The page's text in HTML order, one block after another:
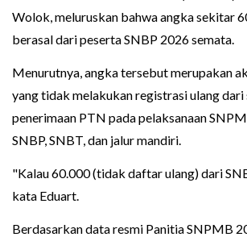
Wolok, meluruskan bahwa angka sekitar
berasal dari peserta SNBP 2026 semata.
Menurutnya, angka tersebut merupakan
yang tidak melakukan registrasi ulang dari
penerimaan PTN pada pelaksanaan
SNBP, SNBT, dan jalur mandiri.
"Kalau 60.000 (tidak daftar ulang) dari
kata Eduart.
Berdasarkan data resmi Panitia SNPMB